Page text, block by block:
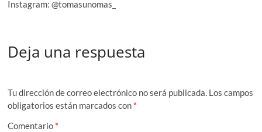
Instagram: @tomasunomas_
Deja una respuesta
Tu dirección de correo electrónico no será publicada. Los campos
obligatorios están marcados con *
Comentario *